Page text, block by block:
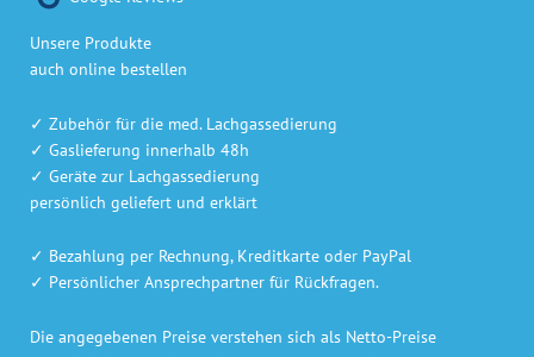
Unsere Produkte
auch online bestellen
✓ Zubehör für die med. Lachgassedierung
✓ Gaslieferung innerhalb 48h
✓ Geräte zur Lachgassedierung
persönlich geliefert und erklärt
✓ Bezahlung per Rechnung, Kreditkarte oder PayPal
✓ Persönlicher Ansprechpartner für Rückfragen.
Die angegebenen Preise verstehen sich als Netto-Preise